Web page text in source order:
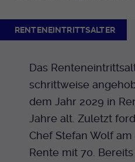
RENTENEINTRITTSALTER
Das
schrittweise
dem Jahr 2029 in
Jahre alt. Zuletzt
Chef Stefan Wolf am
Rente mit 70.